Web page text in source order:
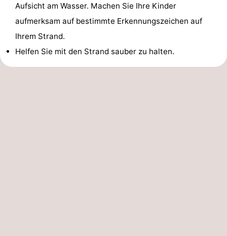
Aufsicht am Wasser. Machen Sie Ihre Kinder
aufmerksam auf bestimmte Erkennungszeichen auf
Ihrem Strand.
Helfen Sie mit den Strand sauber zu halten.